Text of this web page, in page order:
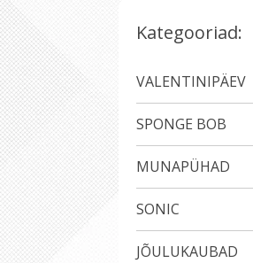
Kategooriad:
VALENTINIPÄEV
SPONGE BOB
MUNAPÜHAD
SONIC
JÕULUKAUBAD